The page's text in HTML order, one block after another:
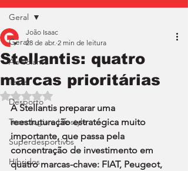
Geral
Ao Volante
Teste
Desporto
Tecnologia e Lifestyle
Superdesportivos
Híbridos
Geral
Stellantis: quatro
marcas prioritárias
João Isaac
28 de abr. 2 min de leitura
Avaliado com NaN de 5 estrelas.
A Stellantis preparar uma
reestruturação estratégica muito
importante, que passa pela
concentração de investimento em
quatro marcas-chave: FIAT, Peugeot,